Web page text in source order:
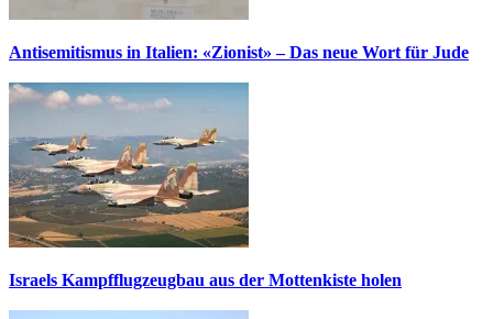
Antisemitismus in Italien: «Zionist» – Das neue Wort für Jude
Israels Kampfflugzeugbau aus der Mottenkiste holen